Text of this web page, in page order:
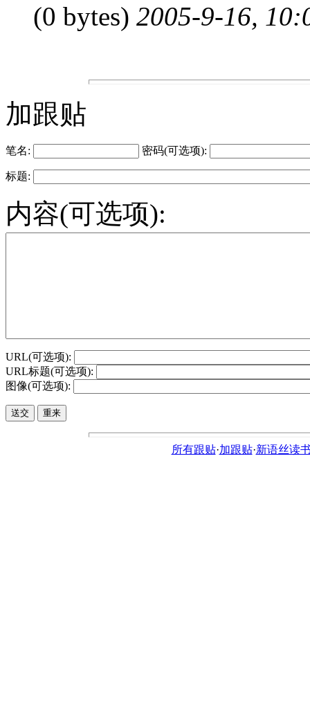
(0 bytes) 2005-9-16,
加跟贴
笔名: 密码(可选项):
标题:
内容(可选项):
URL(可选项):
URL标题(可选项):
图像(可选项):
所有跟贴·加跟贴·新语丝读